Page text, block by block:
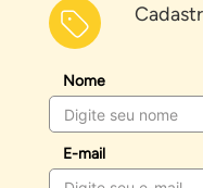
Nome
E-mail